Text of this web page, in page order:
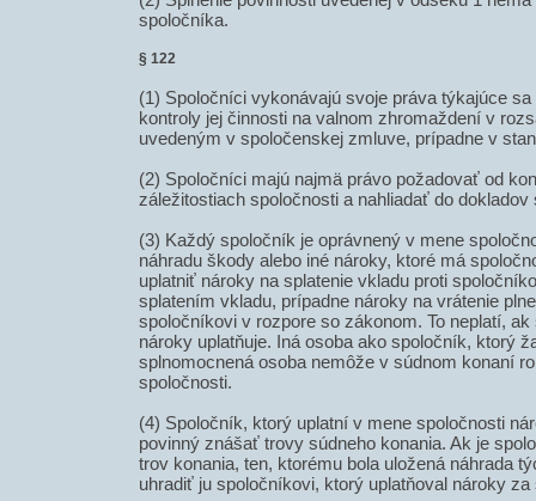
spoločníka.
§ 122
(1) Spoločníci vykonávajú svoje práva týkajúce
kontroly jej činnosti na valnom zhromaždení v
uvedeným v spoločenskej zmluve, prípadne v
(2) Spoločníci majú najmä právo požadovať od
záležitostiach spoločnosti a nahliadať do dokladov
(3) Každý spoločník je oprávnený v mene
náhradu škody alebo iné nároky, ktoré má
uplatniť nároky na splatenie vkladu proti
splatením vkladu, prípadne nároky na vrátenie
spoločníkovi v rozpore so zákonom. To neplatí,
nároky uplatňuje. Iná osoba ako spoločník, ktorý
splnomocnená osoba nemôže v súdnom konaní
spoločnosti.
(4) Spoločník, ktorý uplatní v mene spoločnosti
povinný znášať trovy súdneho konania. Ak je
trov konania, ten, ktorému bola uložená náhrada
uhradiť ju spoločníkovi, ktorý uplatňoval nároky